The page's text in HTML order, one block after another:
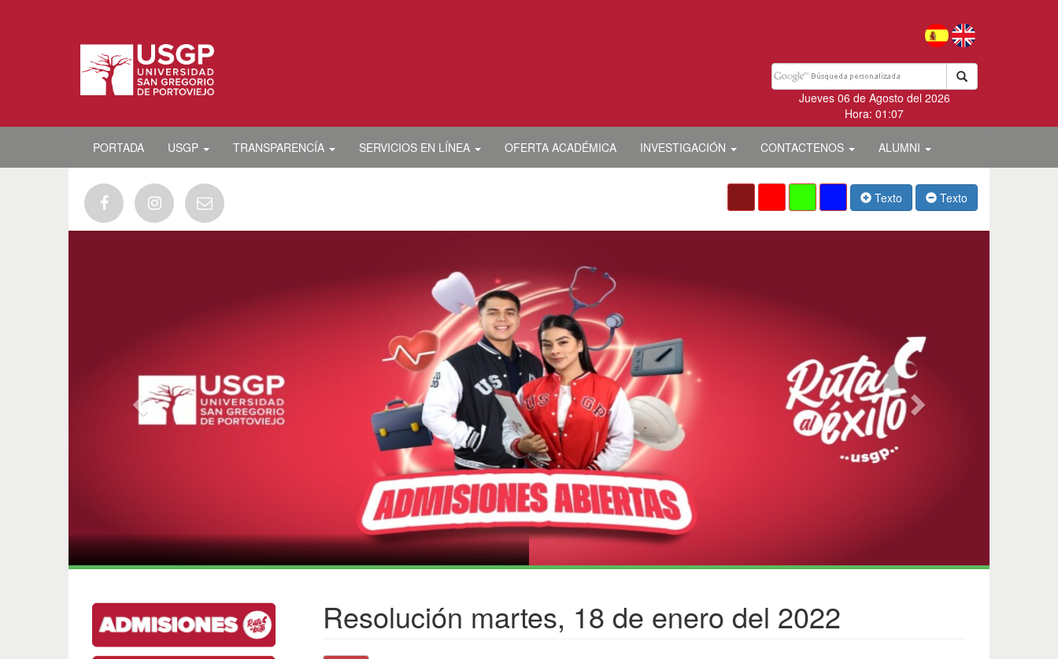
Jueves 06 de Agosto del 2026
Hora: 01:07
PORTADA USGP TRANSPARENCÍA SERVICIOS EN LÍNEA OFERTA ACADÉMICA INVESTIGACIÓN CONTACTENOS ALUMNI
Texto Texto
Resolución martes, 18 de enero del 2022